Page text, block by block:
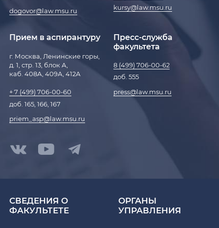
dogovor@law.msu.ru
kursy@law.msu.ru
Прием в аспирантуру
г. Москва, Ленинские горы,
д. 1, стр. 13, блок А,
каб. 408А, 409А, 412А
+ 7 (499) 706-00-60
доб. 165, 166, 167
priem_asp@law.msu.ru
Пресс-служба
факультета
8 (499) 706-00-62
доб. 555
press@law.msu.ru
СВЕДЕНИЯ О
ФАКУЛЬТЕТЕ
ОРГАНЫ
УПРАВЛЕНИЯ